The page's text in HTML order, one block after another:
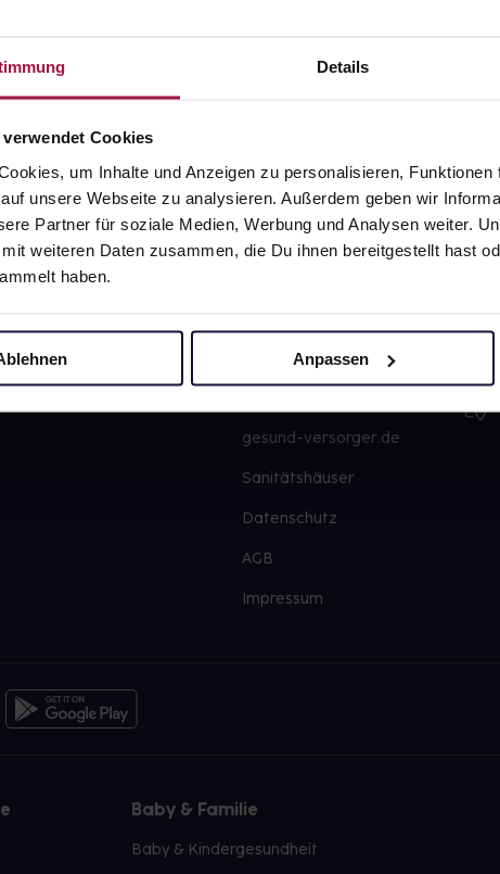
Details
verwendet Cookies
um Inhalte und Anzeigen zu personalisieren,
unsere Webseite zu analysieren. Außerdem geben wir
Partner für soziale Medien, Werbung und Analysen weiter.
weiteren Daten zusammen, die Du ihnen bereitgestellt hast
haben.
Anpassen
gesund.de
Über uns
Barrierefreiheitserklärung
gesund-versorger.de
Sanitätshäuser
Datenschutz
AGB
Impressum
Baby & Familie
Baby & Kindergesundheit